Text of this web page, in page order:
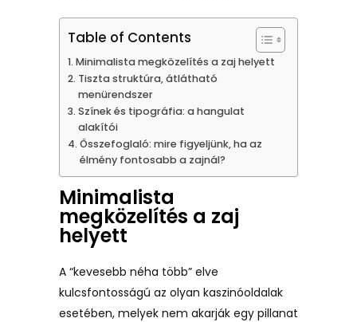
Table of Contents
Minimalista megközelítés a zaj helyett
Tiszta struktúra, átlátható
menürendszer
Színek és tipográfia: a hangulat
alakítói
Összefoglaló: mire figyeljünk, ha az
élmény fontosabb a zajnál?
Minimalista
megközelítés a zaj
helyett
A “kevesebb néha több” elve
kulcsfontosságú az olyan kaszinóoldalak
esetében, melyek nem akarják egy pillanat